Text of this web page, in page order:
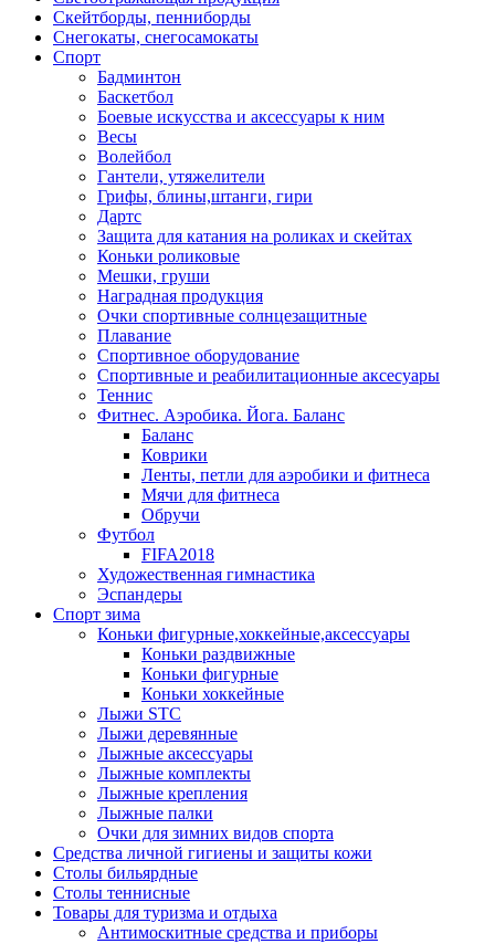
Скейтборды, пенниборды
Снегокаты, снегосамокаты
Спорт
Бадминтон
Баскетбол
Боевые искусства и аксессуары к ним
Весы
Волейбол
Гантели, утяжелители
Грифы, блины,штанги, гири
Дартс
Защита для катания на роликах и скейтах
Коньки роликовые
Мешки, груши
Наградная продукция
Очки спортивные солнцезащитные
Плавание
Спортивное оборудование
Спортивные и реабилитационные аксесуары
Теннис
Фитнес. Аэробика. Йога. Баланс
Баланс
Коврики
Ленты, петли для аэробики и фитнеса
Мячи для фитнеса
Обручи
Футбол
FIFA2018
Художественная гимнастика
Эспандеры
Спорт зима
Коньки фигурные,хоккейные,аксессуары
Коньки раздвижные
Коньки фигурные
Коньки хоккейные
Лыжи STC
Лыжи деревянные
Лыжные аксессуары
Лыжные комплекты
Лыжные крепления
Лыжные палки
Очки для зимних видов спорта
Средства личной гигиены и защиты кожи
Столы бильярдные
Столы теннисные
Товары для туризма и отдыха
Антимоскитные средства и приборы